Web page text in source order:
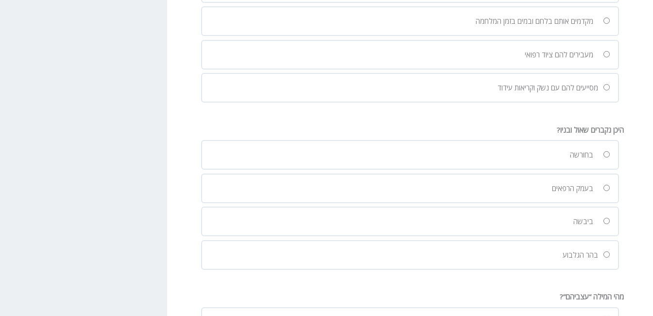
מקדמים אותם בלחם ובמים בזמן המלחמה
מעבירים להם ציוד רפואי
מסייעים להם עם נשק וקריאות עידוד
היכן נקברים שאול ובניו?
בחורשה
בעמק הרפאים
ביבשה
בהר הגלבוע
מהי המילה “עצביהם”?